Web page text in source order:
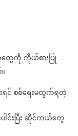
ေကို ကိုယ်စားပြု
ရင် စစ်ရေးမထွက်ရတဲ့
ေါင်းပြီး ဆိုင်ကယ်တွေ